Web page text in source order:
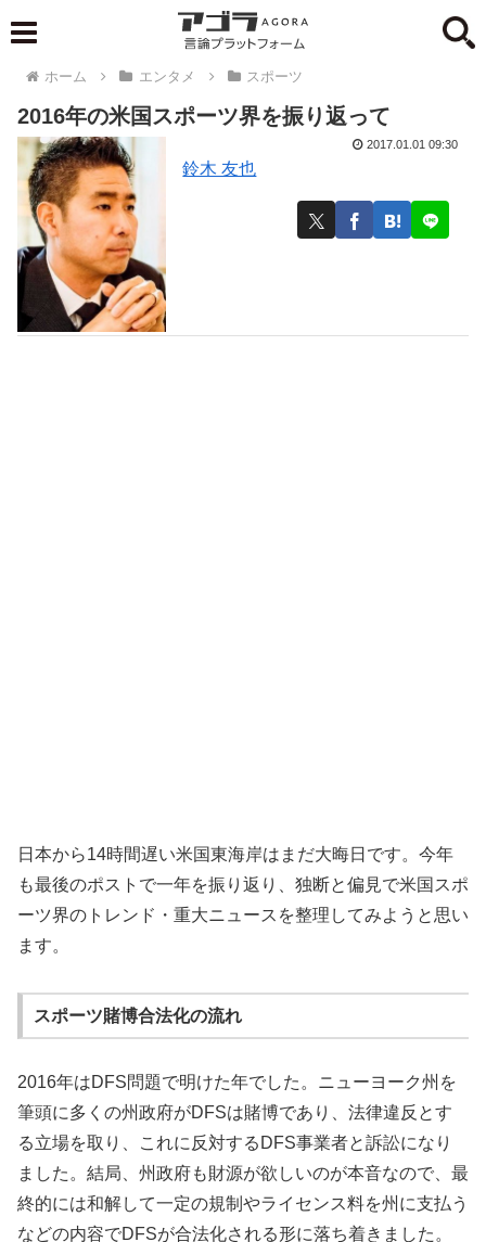
ホーム エンタメ スポーツ
2016年の米国スポーツ界を振り返って
鈴木 友也
2017.01.01 09:30
日本から14時間遅い米国東海岸はまだ大晦日です。今年
も最後のポストで一年を振り返り、独断と偏見で米国スポ
ーツ界のトレンド・重大ニュースを整理してみようと思い
ます。
スポーツ賭博合法化の流れ
2016年はDFS問題で明けた年でした。ニューヨーク州を
筆頭に多くの州政府がDFSは賭博であり、法律違反とす
る立場を取り、これに反対するDFS事業者と訴訟になり
ました。結局、州政府も財源が欲しいのが本音なので、最
終的には和解して一定の規制やライセンス料を州に支払う
などの内容でDFSが合法化される形に落ち着きました。